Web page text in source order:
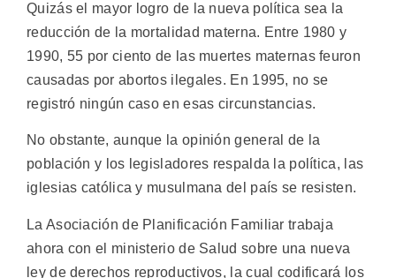
Quizás el mayor logro de la nueva política sea la
reducción de la mortalidad materna. Entre 1980 y
1990, 55 por ciento de las muertes maternas feuron
causadas por abortos ilegales. En 1995, no se
registró ningún caso en esas circunstancias.
No obstante, aunque la opinión general de la
población y los legisladores respalda la política, las
iglesias católica y musulmana del país se resisten.
La Asociación de Planificación Familiar trabaja
ahora con el ministerio de Salud sobre una nueva
ley de derechos reproductivos, la cual codificará los